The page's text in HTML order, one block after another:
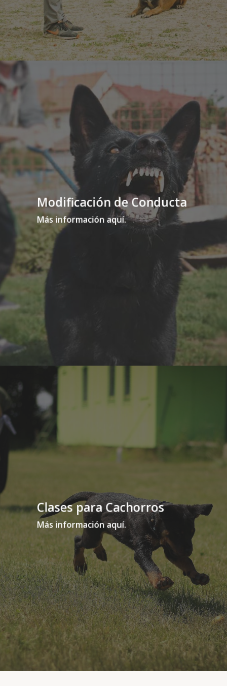
Modificación de Conducta
Más información aquí.
Clases para Cachorros
Más información aquí.